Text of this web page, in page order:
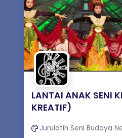
LANTAI ANAK SENI
KREATIF)
Jurulatih Seni Budaya